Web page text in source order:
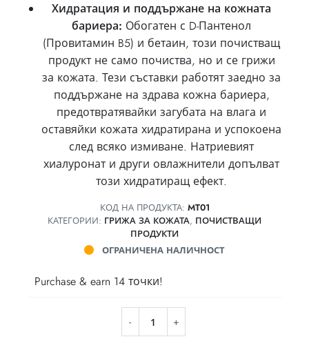
Хидратация и поддържане на кожната
бариера: Обогатен с D-Пантенол
(Провитамин B5) и бетаин, този почистващ
продукт не само почиства, но и се грижи
за кожата. Тези съставки работят заедно за
поддържане на здрава кожна бариера,
предотвратявайки загубата на влага и
оставяйки кожата хидратирана и успокоена
след всяко измиване. Натриевият
хиалуронат и други овлажнители допълват
този хидратиращ ефект.
КОД НА ПРОДУКТА: MT01
КАТЕГОРИИ: ГРИЖА ЗА КОЖАТА, ПОЧИСТВАЩИ
ПРОДУКТИ
ОГРАНИЧЕНА НАЛИЧНОСТ
Purchase & earn 14 точки!